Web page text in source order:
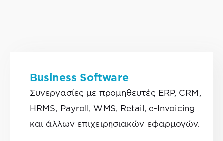
Business Software
Συνεργασίες με προμηθευτές ERP, CRM,
HRMS, Payroll, WMS, Retail, e-Invoicing
και άλλων επιχειρησιακών εφαρμογών.